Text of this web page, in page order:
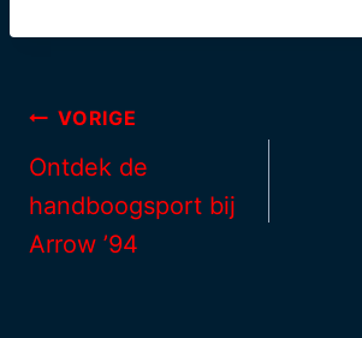
VORIGE
Ontdek de
handboogsport bij
Arrow ’94